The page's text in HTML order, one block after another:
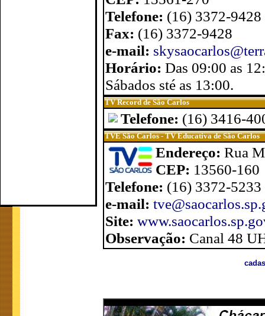
Telefone: (16) 3372-9428
Fax: (16) 3372-9428
e-mail:
Horário: Das 09:00 as
Sábados sté as 13:00.
TV Record de São Carlos
Telefone: (16) 3416-
TVE São Carlos - TV Educativa de São Carlos
Endereço: Rua
CEP: 13560-160
Telefone: (16) 3372-5233
e-mail:
Site:
Observação: Canal 48